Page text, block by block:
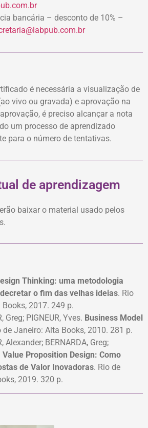
bancária – desconto de 10% –
é necessária a visualização de
vivo ou gravada) e aprovação na
é preciso alcançar a nota
um processo de aprendizado
para o número de tentativas.
de aprendizagem
baixar o material usado pelos
Thinking: uma metodologia
o fim das velhas ideias. Rio
2017. 249 p.
Greg; PIGNEUR, Yves. Business Model
de Janeiro: Alta Books, 2010. 281 p.
Alexander; BERNARDA, Greg;
Value Proposition Design: Como
de Valor Inovadoras. Rio de
2019. 320 p.